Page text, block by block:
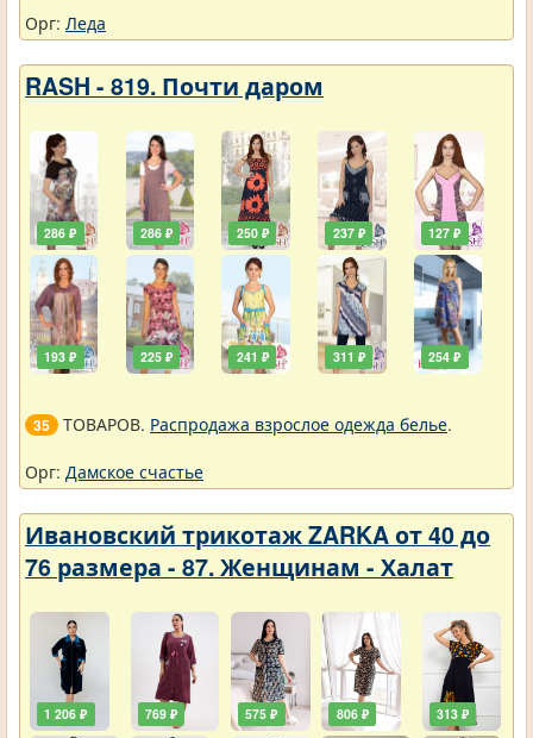
Орг: Леда
RASH - 819. Почти даром
286 ₽
193 ₽
286 ₽
225 ₽
250 ₽
241 ₽
237 ₽
311 ₽
127 ₽
254 ₽
35 ТОВАРОВ. Распродажа взрослое одежда белье.
Орг: Дамское счастье
Ивановский трикотаж ZARKA от 40 до
76 размера - 87. Женщинам - Халат
1 206 ₽ 769 ₽ 575 ₽ 806 ₽ 313 ₽